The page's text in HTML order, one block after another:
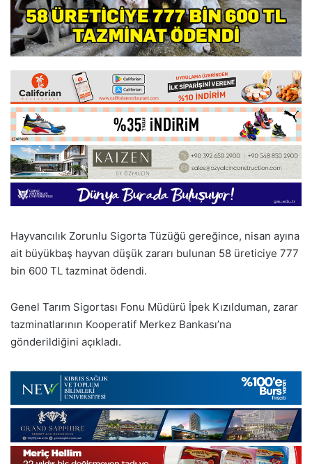
Hayvancılık Zorunlu Sigorta Tüzüğü gereğince, nisan ayına
ait büyükbaş hayvan düşük zararı bulunan 58 üreticiye 777
bin 600 TL tazminat ödendi.
Genel Tarım Sigortası Fonu Müdürü İpek Kızılduman, zarar
tazminatlarının Kooperatif Merkez Bankası’na
gönderildiğini açıkladı.